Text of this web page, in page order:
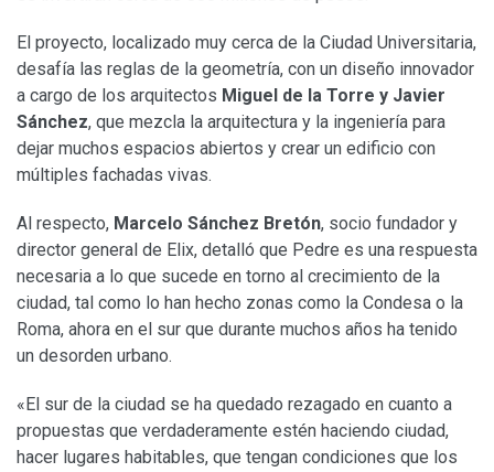
El proyecto, localizado muy cerca de la Ciudad Universitaria,
desafía las reglas de la geometría, con un diseño innovador
a cargo de los arquitectos Miguel de la Torre y Javier
Sánchez, que mezcla la arquitectura y la ingeniería para
dejar muchos espacios abiertos y crear un edificio con
múltiples fachadas vivas.
Al respecto, Marcelo Sánchez Bretón, socio fundador y
director general de Elix, detalló que Pedre es una respuesta
necesaria a lo que sucede en torno al crecimiento de la
ciudad, tal como lo han hecho zonas como la Condesa o la
Roma, ahora en el sur que durante muchos años ha tenido
un desorden urbano.
«El sur de la ciudad se ha quedado rezagado en cuanto a
propuestas que verdaderamente estén haciendo ciudad,
hacer lugares habitables, que tengan condiciones que los